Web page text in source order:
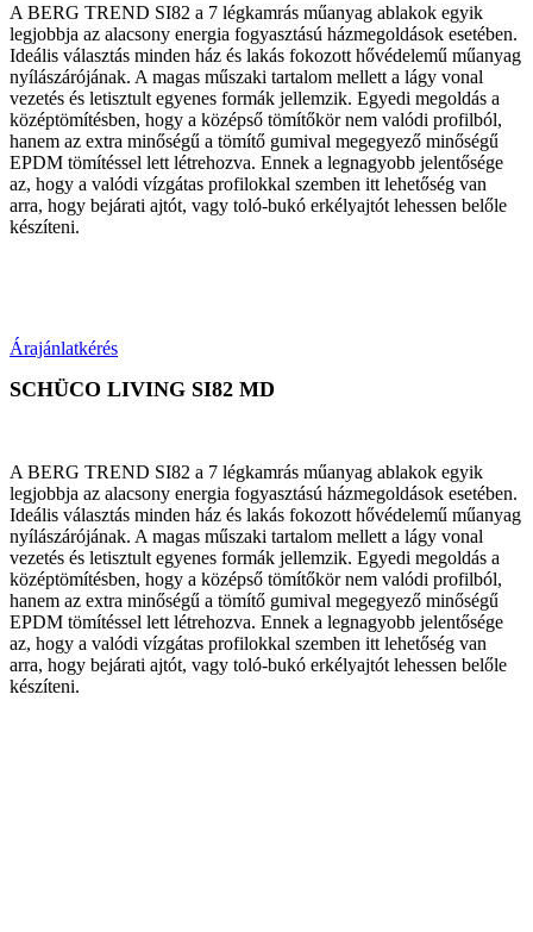
A BERG TREND SI82 a 7 légkamrás műanyag ablakok egyik
legjobbja az alacsony energia fogyasztású házmegoldások esetében.
Ideális választás minden ház és lakás fokozott hővédelemű műanyag
nyílászárójának. A magas műszaki tartalom mellett a lágy vonal
vezetés és letisztult egyenes formák jellemzik. Egyedi megoldás a
középtömítésben, hogy a középső tömítőkör nem valódi profilból,
hanem az extra minőségű a tömítő gumival megegyező minőségű
EPDM tömítéssel lett létrehozva. Ennek a legnagyobb jelentősége
az, hogy a valódi vízgátas profilokkal szemben itt lehetőség van
arra, hogy bejárati ajtót, vagy toló-bukó erkélyajtót lehessen belőle
készíteni.
Árajánlatkérés
SCHÜCO LIVING SI82 MD
A BERG TREND SI82 a 7 légkamrás műanyag ablakok egyik
legjobbja az alacsony energia fogyasztású házmegoldások esetében.
Ideális választás minden ház és lakás fokozott hővédelemű műanyag
nyílászárójának. A magas műszaki tartalom mellett a lágy vonal
vezetés és letisztult egyenes formák jellemzik. Egyedi megoldás a
középtömítésben, hogy a középső tömítőkör nem valódi profilból,
hanem az extra minőségű a tömítő gumival megegyező minőségű
EPDM tömítéssel lett létrehozva. Ennek a legnagyobb jelentősége
az, hogy a valódi vízgátas profilokkal szemben itt lehetőség van
arra, hogy bejárati ajtót, vagy toló-bukó erkélyajtót lehessen belőle
készíteni.